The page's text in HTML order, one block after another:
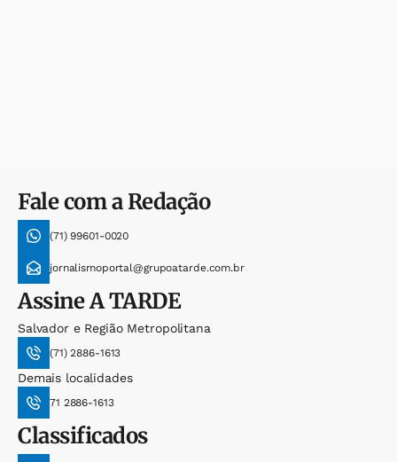
Fale com a Redação
(71) 99601-0020
jornalismoportal@grupoatarde.com.br
AssineA TARDE
Salvador e Região Metropolitana
(71) 2886-1613
Demais localidades
71 2886-1613
Classificados